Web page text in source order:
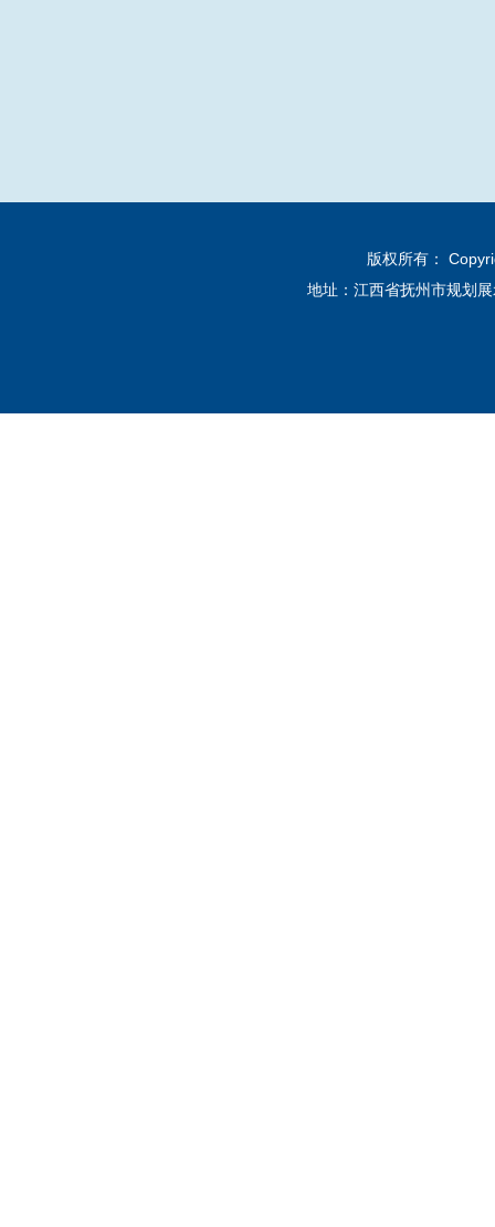
版权所有：
地址：江西省抚州市规划